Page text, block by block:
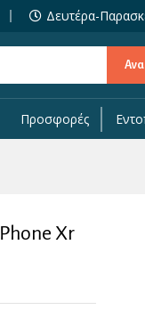
Δευτέρα-
Προσφορές
Xr